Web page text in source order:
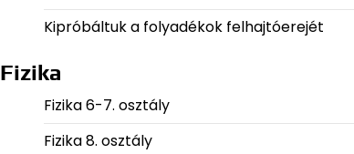
Kipróbáltuk a folyadékok felhajtóerejét
Fizika
Fizika 6-7. osztály
Fizika 8. osztály